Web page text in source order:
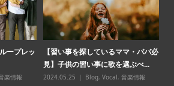
ープレッ
楽情報
【習い事を探しているママ・パパ必
見】子供の習い事に歌を選ぶべ...
2024.05.25 Blog, Vocal, 音楽情報